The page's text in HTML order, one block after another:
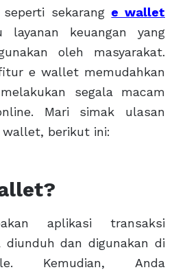
sekarang e wallet
keuangan yang
oleh masyarakat.
e wallet memudahkan
segala macam
Mari simak ulasan
wallet, berikut ini:
aplikasi transaksi
diunduh dan digunakan di
Kemudian, Anda